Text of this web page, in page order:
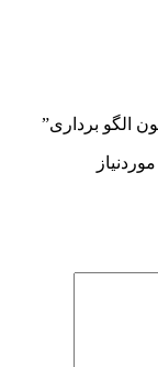
الگو برداری”